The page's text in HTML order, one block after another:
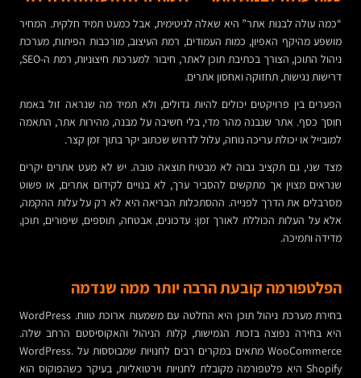
“כמה עולה לבנות אתר” היא שאלה לגיטימית, אבל כמעט תמיד חלקית. המחיר
מושפע מהיקף האפיון, כמות העמודים, רמת העיצוב, מורכבות הפיתוח, מערכת
ניהול התוכן, הצורך בכתיבת תוכן לאתר, חיבור למערכות חיצוניות, רמת ה-SEO,
דרישות נגישות, תחזוקה ואחסון אתרים.
הפערים בין פרויקטים יכולים להיות גדולים, ולא תמיד מה שנראה זול באמת
חוסך כסף. אתר שנבנה מהר מדי, בלי חשיבה על מבנה, מהירות אתר, התאמה
למובייל או יכולת עריכה נוחה, עלול לדרוש שכתוב יקר בתוך זמן קצר.
מצד שני, גם תקציב גבוה לא מבטיח תוצאה טובה. יש לא מעט אתרים יקרים
שנראים מצוין אך מתקשים להסביר ערך, לא בנויים לקידום אתרים, או פשוט
מסרבלים את הדרך לפנייה. ההסתכלות הבריאה היא לא רק על עלות ההקמה,
אלא על העלות הכוללת לאורך זמן: עדכונים, אבטחה, תוספים, שיפורים, תוכן,
מדידה ותמיכה.
הפלטפורמה קובעת הרבה יותר ממה שנדמה
בחירת מערכת ניהול תוכן היא החלטה עם משמעות ארוכת טווח. WordPress
היא בחירה נפוצה בזכות הגמישות, קלות הניהול והאקוסיסטם הרחב שלה.
WooCommerce מתאים במקרים רבים לחנויות שמבוססות על WordPress.
Shopify היא פלטפורמה מקובלת לחנויות וירטואליות, בעיקר כשהפוקוס הוא